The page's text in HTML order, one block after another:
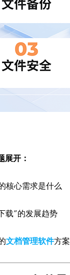
展开：
核心需求是什么
载”的发展趋势
文档管理软件方案